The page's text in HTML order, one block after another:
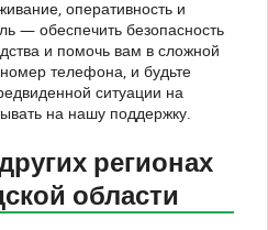
оперативность и
— обеспечить безопасность
и помочь вам в сложной
телефона, и будьте
ситуации на
на нашу поддержку.
регионах
области